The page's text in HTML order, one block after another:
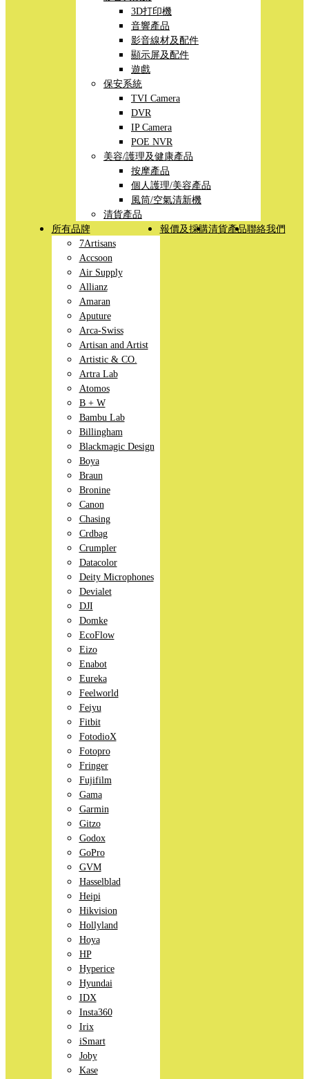
3D打印機
音響產品
影音線材及配件
顯示屏及配件
遊戲
保安系統
TVI Camera
DVR
IP Camera
POE NVR
美容/護理及健康產品
按摩產品
個人護理/美容產品
風筒/空氣清新機
清貨產品
所有品牌
7Artisans
Accsoon
Air Supply
Allianz
Amaran
Aputure
Arca-Swiss
Artisan and Artist
Artistic & CO.
Artra Lab
Atomos
B + W
Bambu Lab
Billingham
Blackmagic Design
Boya
Braun
Bronine
Canon
Chasing
Crdbag
Crumpler
Datacolor
Deity Microphones
Devialet
DJI
Domke
EcoFlow
Eizo
Enabot
Eureka
Feelworld
Feiyu
Fitbit
FotodioX
Fotopro
Fringer
Fujifilm
Gama
Garmin
Gitzo
Godox
GoPro
GVM
Hasselblad
Heipi
Hikvision
Hollyland
Hoya
HP
Hyperice
Hyundai
IDX
Insta360
Irix
iSmart
Joby
Kase
報價及採購清貨產品聯絡我們